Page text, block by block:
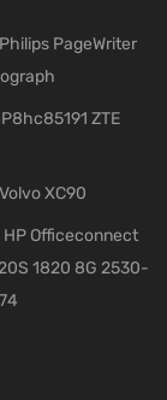
PageWriter
ZTE
XC90
Officeconnect
1820 8G 2530-